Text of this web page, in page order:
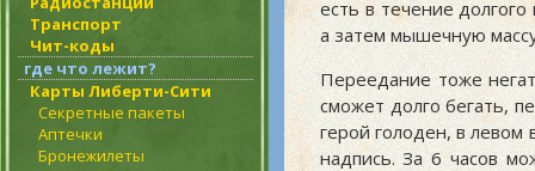
Транспорт
Чит-коды
где что лежит?
Карты Либерти-Сити
Секретные пакеты
Аптечки
Бронежилеты
есть в течение
а затем мышечную
Переедание тоже
сможет долго бегать,
герой голоден, в левом
надпись. За 6 часов